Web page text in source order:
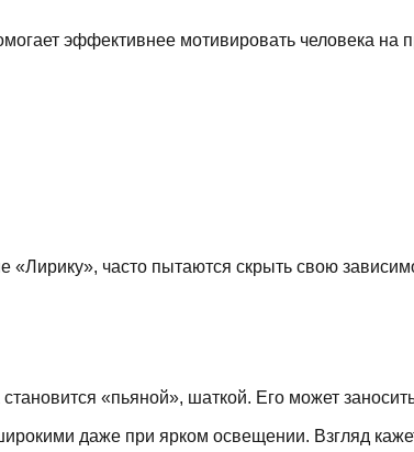
эффективнее мотивировать человека на
«Лирику», часто пытаются скрыть свою
«пьяной», шаткой. Его может
даже при ярком освещении. Взгляд